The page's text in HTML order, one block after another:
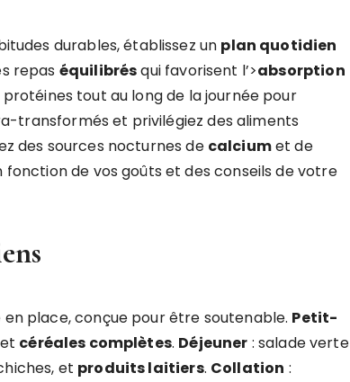
durables, établissez un plan quotidien
repas équilibrésqui favorisent l’>absorption
tout au long de la journée pour
transformés et privilégiez des aliments
des sources nocturnes de calciumet de
de vos goûts et des conseils de votre
place, conçue pour être soutenable. Petit-
et céréales complètes. Déjeuner : salade verte
et produits laitiers. Collation :